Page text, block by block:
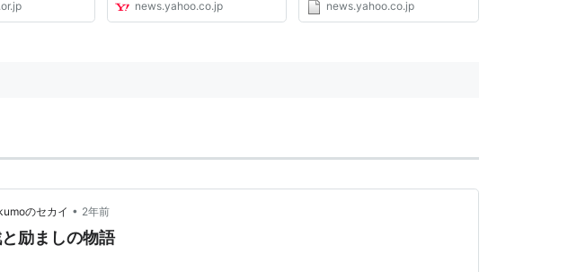
news.yahoo.co.jp news.yahoo.co.jp
のセカイ • 2年前
励ましの物語